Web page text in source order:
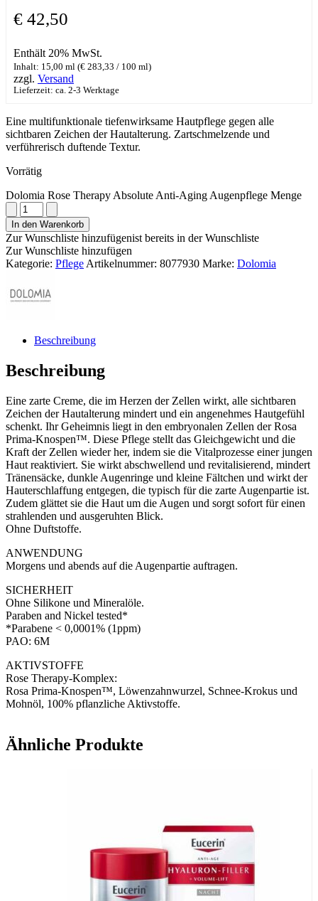
€ 42,50
Enthält 20% MwSt.
Inhalt: 15,00 ml (€ 283,33 / 100 ml)
zzgl. Versand
Lieferzeit: ca. 2-3 Werktage
Eine multifunktionale tiefenwirksame Hautpflege gegen alle
sichtbaren Zeichen der Hautalterung. Zartschmelzende und
verführerisch duftende Textur.
Vorrätig
Dolomia Rose Therapy Absolute Anti-Aging Augenpflege Menge
In den Warenkorb
Zur Wunschliste hinzufügenist bereits in der Wunschliste
Zur Wunschliste hinzufügen
Kategorie: Pflege Artikelnummer: 8077930 Marke: Dolomia
Beschreibung
Beschreibung
Eine zarte Creme, die im Herzen der Zellen wirkt, alle sichtbaren
Zeichen der Hautalterung mindert und ein angenehmes Hautgefühl
schenkt. Ihr Geheimnis liegt in den embryonalen Zellen der Rosa
Prima-Knospen™. Diese Pflege stellt das Gleichgewicht und die
Kraft der Zellen wieder her, indem sie die Vitalprozesse einer jungen
Haut reaktiviert. Sie wirkt abschwellend und revitalisierend, mindert
Tränensäcke, dunkle Augenringe und kleine Fältchen und wirkt der
Hauterschlaffung entgegen, die typisch für die zarte Augenpartie ist.
Zudem glättet sie die Haut um die Augen und sorgt sofort für einen
strahlenden und ausgeruhten Blick.
Ohne Duftstoffe.
ANWENDUNG
​Morgens und abends auf die Augenpartie auftragen.
SICHERHEIT
​Ohne Silikone und Mineralöle.
Paraben and Nickel tested*
*Parabene < 0,0001% (1ppm)
PAO: 6M
AKTIVSTOFFE
Rose Therapy-Komplex:
Rosa Prima-Knospen™, Löwenzahnwurzel, Schnee-Krokus und
Mohnöl, 100% pflanzliche Aktivstoffe.
Ähnliche Produkte